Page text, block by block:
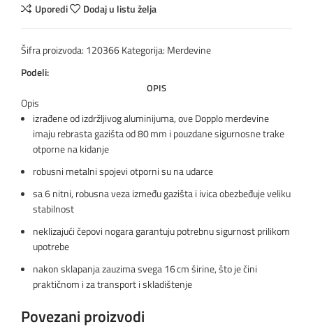
Uporedi
Dodaj u listu želja
Šifra proizvoda: 120366Kategorija: Merdevine
Podeli:
OPIS
Opis
izrađene od izdržljivog aluminijuma, ove Dopplo merdevine
imaju rebrasta gazišta od 80 mm i pouzdane sigurnosne trake
otporne na kidanje
robusni metalni spojevi otporni su na udarce
sa 6 nitni, robusna veza između gazišta i ivica obezbeđuje veliku
stabilnost
neklizajući čepovi nogara garantuju potrebnu sigurnost prilikom
upotrebe
nakon sklapanja zauzima svega 16 cm širine, što je čini
praktičnom i za transport i skladištenje
Povezani proizvodi